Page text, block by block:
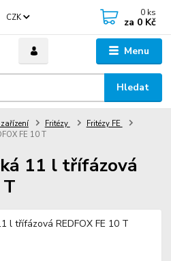
Menu
CZK
Hledat
0 ks
za 0 Kč
Fritézy
Fritézy FE
FE 10 T
11 l třífázová